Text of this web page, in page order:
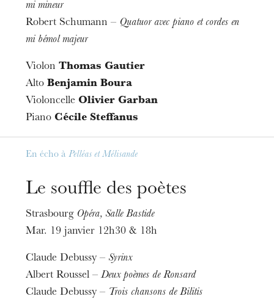
Visites de l’Opéra de
Strasbourg
mi mineur
Robert Schumann – Quatuor avec piano et cordes en
mi bémol majeur
ViolonThomas Gautier
AltoBenjamin Boura
Violoncelle Olivier Garban
PianoCécile Steffanus
En écho àPelléas et Mélisande
Le souffle des poètes
Strasbourg Opéra, Salle Bastide
Mar. 19 janvier 12h30 & 18h
Claude Debussy – Syrinx
Albert Roussel –Deux poèmes de Ronsard
Claude Debussy – Trois chansons de Bilitis